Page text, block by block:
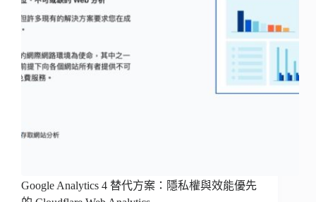
Google Analytics 4 替代方案：隱私權與效能優先